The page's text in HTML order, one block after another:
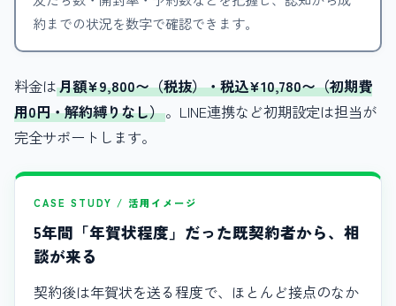
約までの状況を数字で確認できます。
料金は月額¥9,800〜（税抜）・税込¥10,780〜（初期費
用0円・解約縛りなし）。LINE連携など初期設定は担当が
完全サポートします。
CASE STUDY / 活用イメージ
5年間「年賀状程度」だった既契約者から、相
談が来る
契約後は年賀状を送る程度で、ほとんど接点のなか